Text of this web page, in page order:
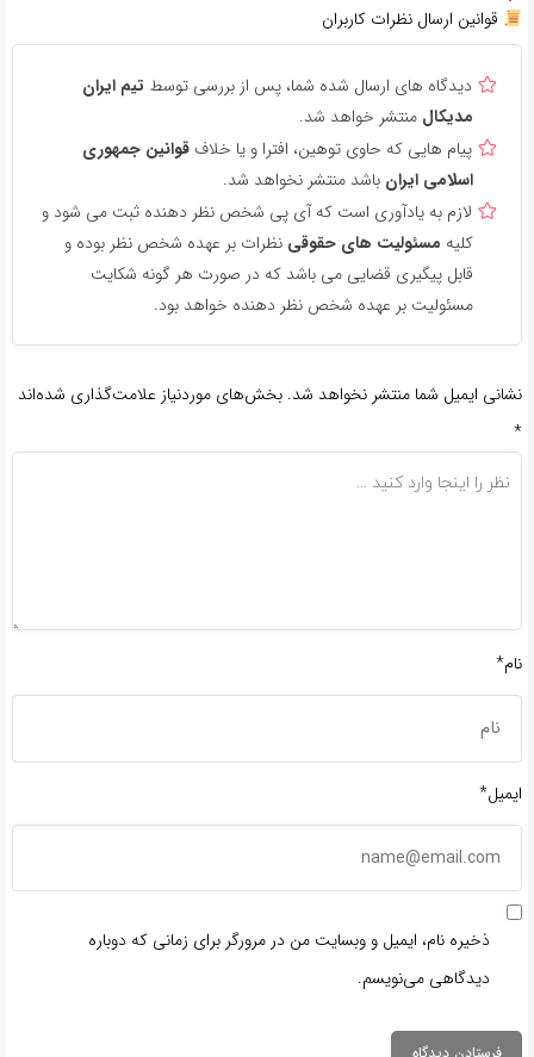
قوانین ارسال نظرات کاربران
دیدگاه های ارسال شده شما، پس از بررسی توسط تیم ایران
مدیکال منتشر خواهد شد.
پیام هایی که حاوی توهین، افترا و یا خلاف قوانین جمهوری
اسلامی ایران باشد منتشر نخواهد شد.
لازم به یادآوری است که آی پی شخص نظر دهنده ثبت می شود و
کلیه مسئولیت های حقوقی نظرات بر عهده شخص نظر بوده و
قابل پیگیری قضایی می باشد که در صورت هر گونه شکایت
مسئولیت بر عهده شخص نظر دهنده خواهد بود.
نشانی ایمیل شما منتشر نخواهد شد. بخش‌های موردنیاز علامت‌گذاری شده‌اند
*
نام*
ایمیل*
ذخیره نام، ایمیل و وبسایت من در مرورگر برای زمانی که دوباره
دیدگاهی می‌نویسم.